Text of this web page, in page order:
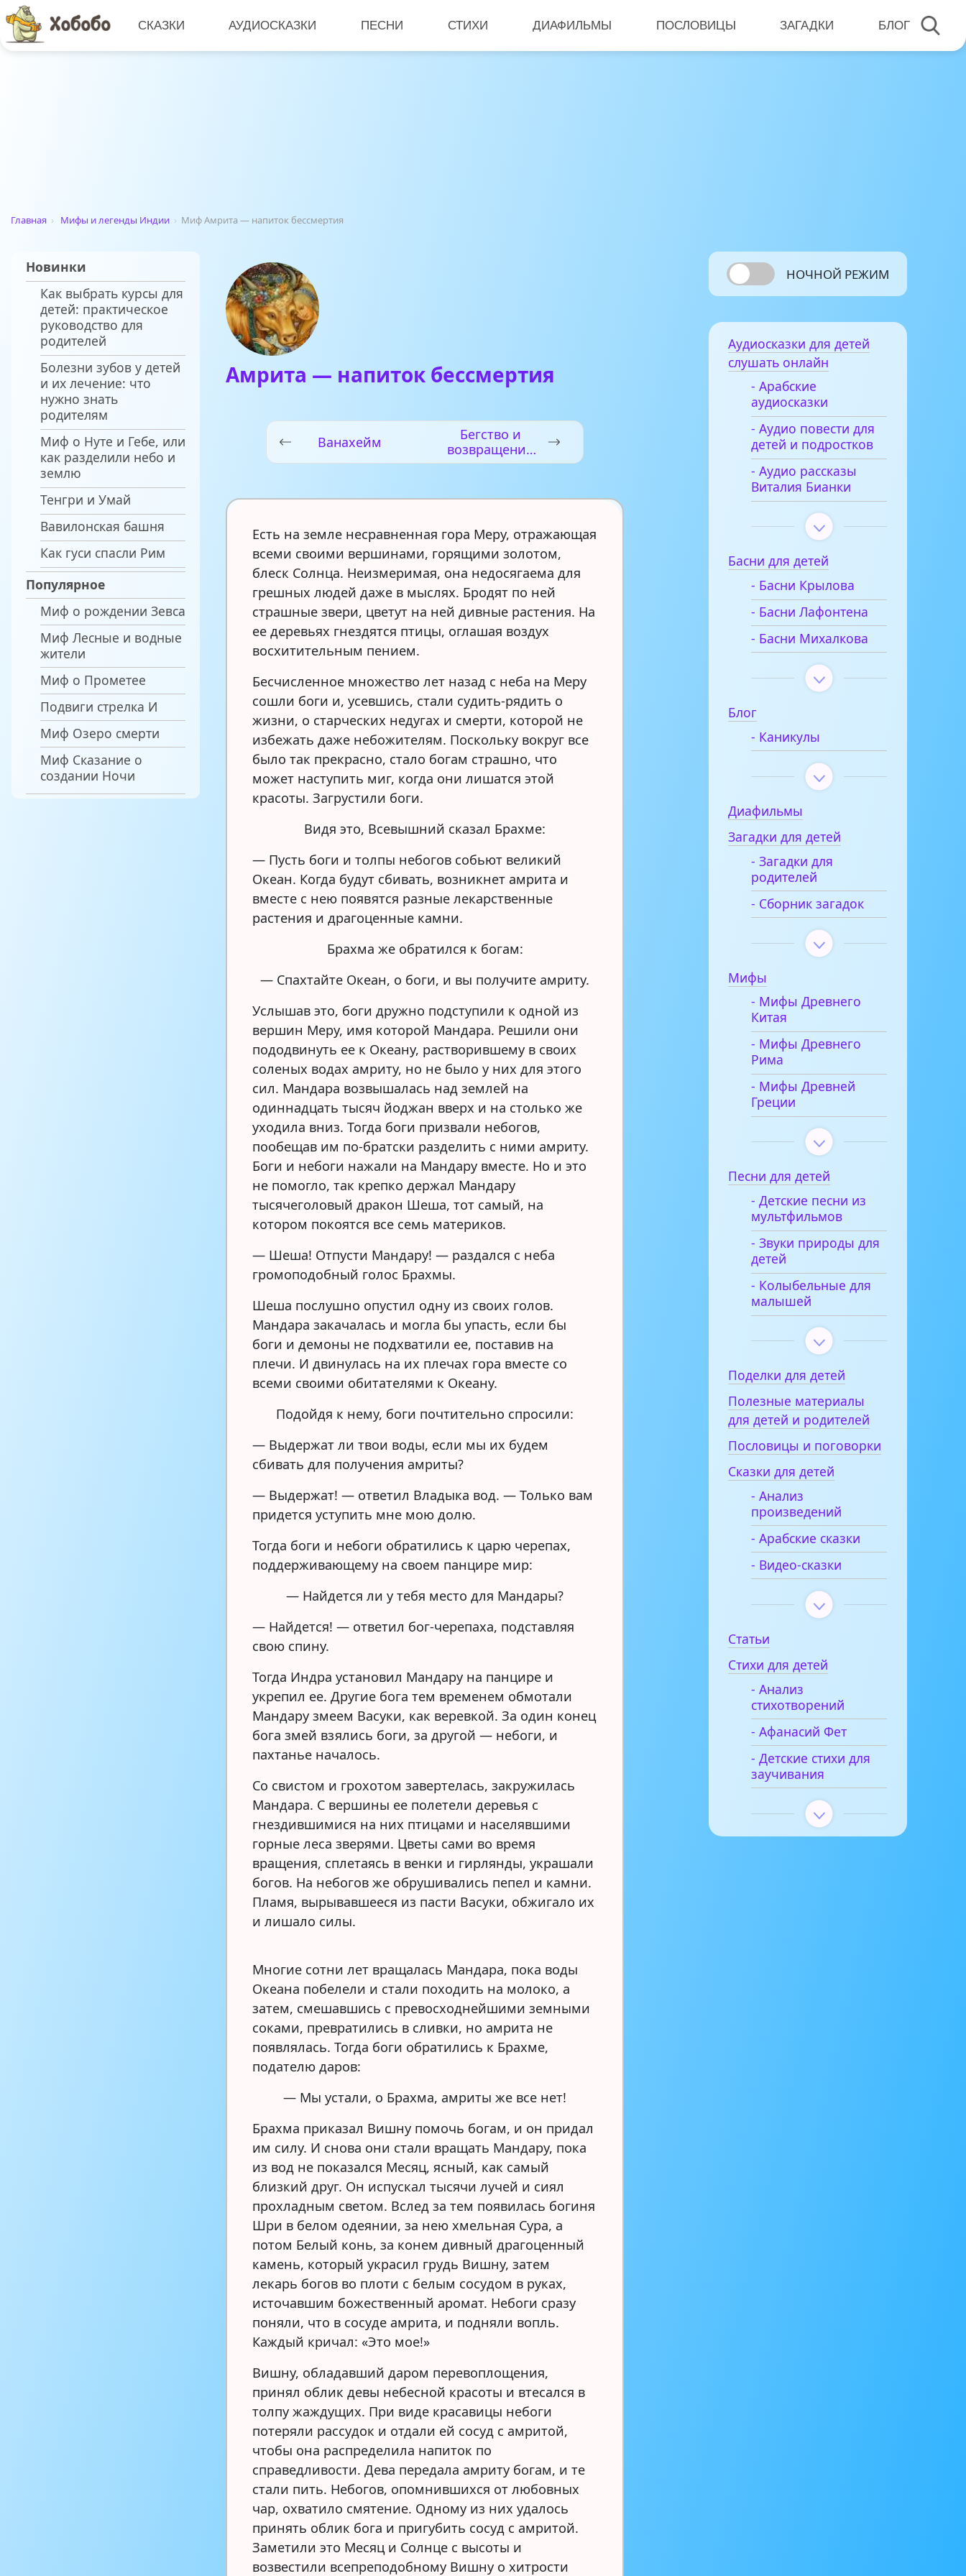
СКАЗКИ АУДИОСКАЗКИ ПЕСНИ СТИХИ ДИАФИЛЬМЫ ПОСЛОВИЦЫ ЗАГАДКИ БЛОГ
Главная › Мифы и легенды Индии › Миф Амрита — напиток бессмертия
Новинки
Как выбрать курсы для
детей: практическое
руководство для
родителей
Болезни зубов у детей
и их лечение: что
нужно знать
родителям
Миф о Нуте и Гебе, или
как разделили небо и
землю
Тенгри и Умай
Вавилонская башня
Как гуси спасли Рим
Популярное
Миф о рождении Зевса
Миф Лесные и водные
жители
Миф о Прометее
Подвиги стрелка И
Миф Озеро смерти
Миф Сказание о
создании Ночи
Амрита — напиток бессмертия
Ванахейм
Бегство и
возвращение
огня
Есть на земле несравненная гора Меру, отражающая
всеми своими вершинами, горящими золотом,
блеск Солнца. Неизмеримая, она недосягаема для
грешных людей даже в мыслях. Бродят по ней
страшные звери, цветут на ней дивные растения. На
ее деревьях гнездятся птицы, оглашая воздух
восхитительным пением.
Бесчисленное множество лет назад с неба на Меру
сошли боги и, усевшись, стали судить-рядить о
жизни, о старческих недугах и смерти, которой не
избежать даже небожителям. Поскольку вокруг все
было так прекрасно, стало богам страшно, что
может наступить миг, когда они лишатся этой
красоты. Загрустили боги.
Видя это, Всевышний сказал Брахме:
— Пусть боги и толпы небогов собьют великий
Океан. Когда будут сбивать, возникнет амрита и
вместе с нею появятся разные лекарственные
растения и драгоценные камни.
Брахма же обратился к богам:
— Спахтайте Океан, о боги, и вы получите амриту.
Услышав это, боги дружно подступили к одной из
вершин Меру, имя которой Мандара. Решили они
пододвинуть ее к Океану, растворившему в своих
соленых водах амриту, но не было у них для этого
сил. Мандара возвышалась над землей на
одиннадцать тысяч йоджан вверх и на столько же
уходила вниз. Тогда боги призвали небогов,
пообещав им по-братски разделить с ними амриту.
Боги и небоги нажали на Мандару вместе. Но и это
не помогло, так крепко держал Мандару
тысячеголовый дракон Шеша, тот самый, на
котором покоятся все семь материков.
— Шеша! Отпусти Мандару! — раздался с неба
громоподобный голос Брахмы.
Шеша послушно опустил одну из своих голов.
Мандара закачалась и могла бы упасть, если бы
боги и демоны не подхватили ее, поставив на
плечи. И двинулась на их плечах гора вместе со
всеми своими обитателями к Океану.
Подойдя к нему, боги почтительно спросили:
— Выдержат ли твои воды, если мы их будем
сбивать для получения амриты?
— Выдержат! — ответил Владыка вод. — Только вам
придется уступить мне мою долю.
Тогда боги и небоги обратились к царю черепах,
поддерживающему на своем панцире мир:
— Найдется ли у тебя место для Мандары?
— Найдется! — ответил бог-черепаха, подставляя
свою спину.
Тогда Индра установил Мандару на панцире и
укрепил ее. Другие бога тем временем обмотали
Мандару змеем Васуки, как веревкой. За один конец
бога змей взялись боги, за другой — небоги, и
пахтанье началось.
Со свистом и грохотом завертелась, закружилась
Мандара. С вершины ее полетели деревья с
гнездившимися на них птицами и населявшими
горные леса зверями. Цветы сами во время
вращения, сплетаясь в венки и гирлянды, украшали
богов. На небогов же обрушивались пепел и камни.
Пламя, вырывавшееся из пасти Васуки, обжигало их
и лишало силы.
Многие сотни лет вращалась Мандара, пока воды
Океана побелели и стали походить на молоко, а
затем, смешавшись с превосходнейшими земными
соками, превратились в сливки, но амрита не
появлялась. Тогда боги обратились к Брахме,
подателю даров:
— Мы устали, о Брахма, амриты же все нет!
Брахма приказал Вишну помочь богам, и он придал
им силу. И снова они стали вращать Мандару, пока
из вод не показался Месяц, ясный, как самый
близкий друг. Он испускал тысячи лучей и сиял
прохладным светом. Вслед за тем появилась богиня
Шри в белом одеянии, за нею хмельная Сура, а
потом Белый конь, за конем дивный драгоценный
камень, который украсил грудь Вишну, затем
лекарь богов во плоти с белым сосудом в руках,
источавшим божественный аромат. Небоги сразу
поняли, что в сосуде амрита, и подняли вопль.
Каждый кричал: «Это мое!»
Вишну, обладавший даром перевоплощения,
принял облик девы небесной красоты и втесался в
толпу жаждущих. При виде красавицы небоги
потеряли рассудок и отдали ей сосуд с амритой,
чтобы она распределила напиток по
справедливости. Дева передала амриту богам, и те
стали пить. Небогов, опомнившихся от любовных
чар, охватило смятение. Одному из них удалось
принять облик бога и пригубить сосуд с амритой.
Заметили это Месяц и Солнце с высоты и
возвестили всепреподобному Вишну о хитрости
НОЧНОЙ РЕЖИМ
Аудиосказки для детей
слушать онлайн
- Арабские
аудиосказки
- Аудио повести для
детей и подростков
- Аудио рассказы
Виталия Бианки
Басни для детей
- Басни Крылова
- Басни Лафонтена
- Басни Михалкова
Блог
- Каникулы
Диафильмы
Загадки для детей
- Загадки для
родителей
- Сборник загадок
Мифы
- Мифы Древнего
Китая
- Мифы Древнего
Рима
- Мифы Древней
Греции
Песни для детей
- Детские песни из
мультфильмов
- Звуки природы для
детей
- Колыбельные для
малышей
Поделки для детей
Полезные материалы
для детей и родителей
Пословицы и поговорки
Сказки для детей
- Анализ
произведений
- Арабские сказки
- Видео-сказки
Статьи
Стихи для детей
- Анализ
стихотворений
- Афанасий Фет
- Детские стихи для
заучивания